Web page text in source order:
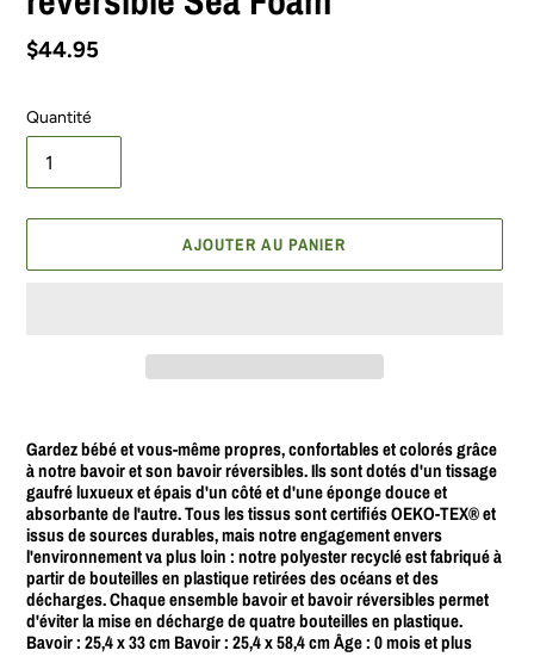
Prix
$44.95
Quantité
AJOUTER AU PANIER
d'un
produit
à
votre
panier
Gardez bébé et vous-même propres, confortableset colorés grâce
à notre bavoir et son bavoir réversibles. Ils sont dotés d'un tissage
gaufré luxueux et épais d'un côté et d'une éponge douce et
absorbante de l'autre. Tous les tissus sont certifiés OEKO-TEX® et
issus de sources durables, mais notre engagement envers
l'environnement va plus loin : notre polyester recyclé est fabriqué à
partir de bouteilles en plastique retirées des océans et des
décharges. Chaque ensemble bavoir et bavoir réversibles permet
d'éviter la mise en décharge de quatre bouteilles en plastique.
Bavoir : 25,4 x 33 cm Bavoir : 25,4 x 58,4 cm Âge : 0 mois et plus